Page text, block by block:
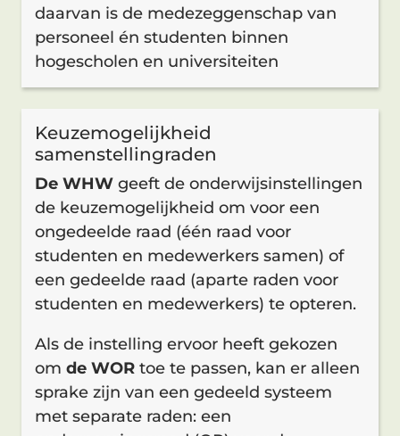
daarvan is de medezeggenschap van
personeel én studenten binnen
hogescholen en universiteiten
Keuzemogelijkheid
samenstellingraden
De WHW geeft de onderwijsinstellingen
de keuzemogelijkheid om voor een
ongedeelde raad (één raad voor
studenten en medewerkers samen) of
een gedeelde raad (aparte raden voor
studenten en medewerkers) te opteren.
Als de instelling ervoor heeft gekozen
om de WOR toe te passen, kan er alleen
sprake zijn van een gedeeld systeem
met separate raden: een